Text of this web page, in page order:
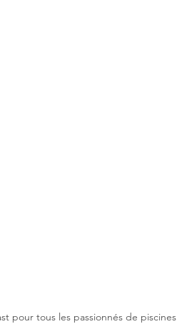
pour tous les passionnés de piscines